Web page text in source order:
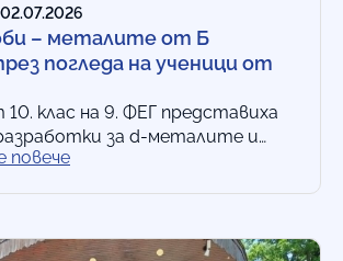
02.07.2026
– металите от Б
погледа на ученици от
клас на 9. ФЕГ представиха
за d-металите и
в съвременните
повече